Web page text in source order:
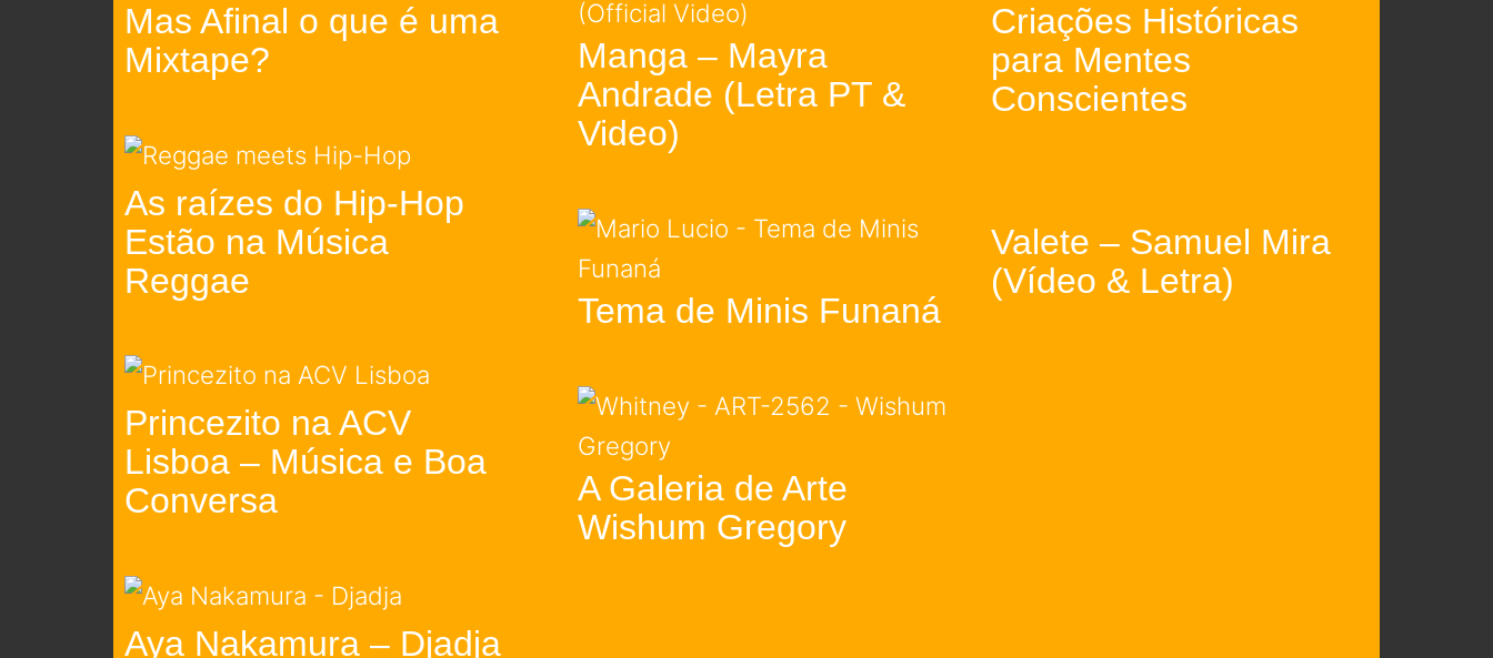
Mas Afinal o que é uma
Mixtape?
As raízes do Hip-Hop
Estão na Música
Reggae
Princezito na ACV
Lisboa – Música e Boa
Conversa
Aya Nakamura – Djadja
Manga – Mayra
Andrade (Letra PT &
Video)
Tema de Minis Funaná
A Galeria de Arte
Wishum Gregory
Criações Históricas
para Mentes
Conscientes
Valete – Samuel Mira
(Vídeo & Letra)